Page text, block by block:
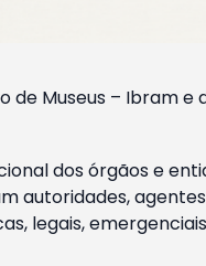
Museus – Ibram
dos órgãos e
legais,